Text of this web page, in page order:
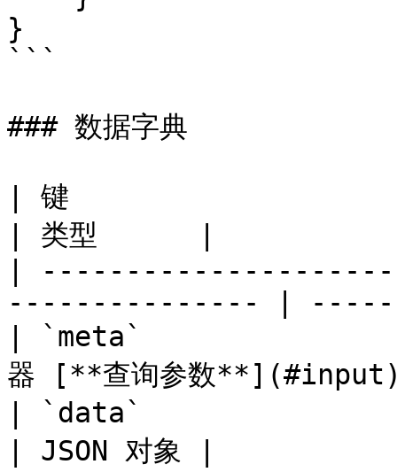
}
```
### 数据字典
| 键
| 类型      |
|
--------------- |
| `meta`
器 [**查询参数
| `data`
| JSON 对象 |